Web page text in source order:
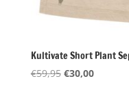
Kultivate Short Plant
€59,95 Oorspronkelijke
€30,00Huidige